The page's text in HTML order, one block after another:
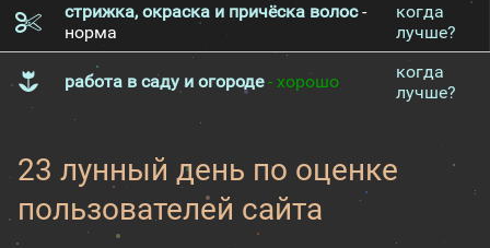
стрижка, окраска и причёска волос-
норма
когда
лучше?
работа в саду и огороде- хорошо
когда
лучше?
23 лунный день по оценке
пользователей сайта